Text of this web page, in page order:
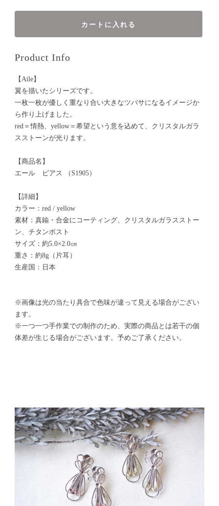
カートに入れる
Product Info
【Aile】
翼を描いたシリーズです。
一枚一枚が優しく重なり合い大きなツバサになるイメージか
ら作り上げました。
red＝情熱、yellow＝希望という意を込めて、クリスタルガラ
スストーンが光ります。
【商品名】
エール ピアス （S1905）
【詳細】
カラー：red / yellow
素材：真鍮・合金にコーティング、クリスタルガラスストー
ン、チタンポスト
サイズ：約5.0×2.0㎝
重さ：約8g（片耳）
生産国：日本
※画像は光の当たり具合で色味が違って見える場合がござい
ます。
※一つ一つ手作業での制作のため、実際の商品とは若干の個
体差が生じる場合がございます。予めご了承ください。